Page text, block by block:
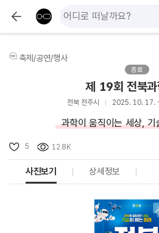
축제/공연/행사
종료
제 19회 전북과
전북 전주시 2025. 10. 17.
과학이 움직이는 세상, 기
5 12.8K
사진보기 상세정보